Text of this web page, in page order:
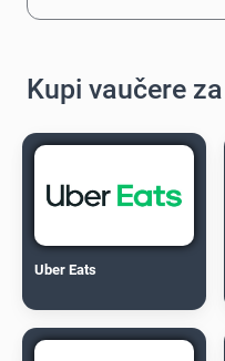
Kupi vaučere
Uber Eats